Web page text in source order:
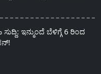
ಇನ್ಮುಂದೆ ಬೆಳಿಗ್ಗೆ 6 ರಿಂದ